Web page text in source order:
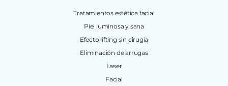
Tratamientos estética facial
Piel luminosa y sana
Efecto lifting sin cirugía
Eliminación de arrugas
Laser
Facial